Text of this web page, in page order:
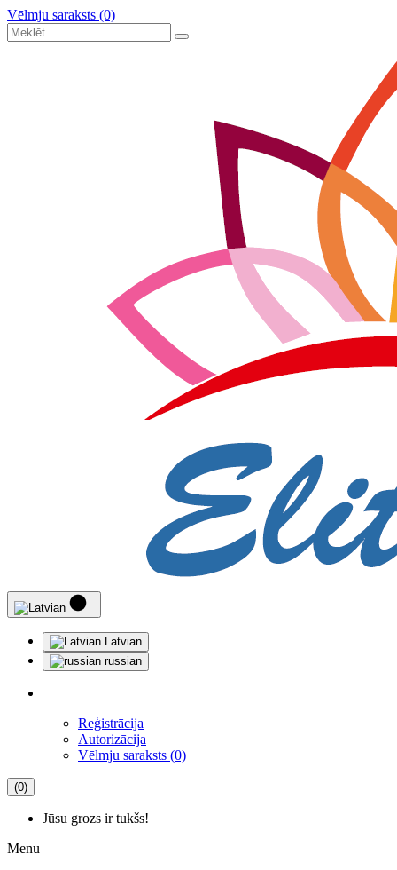
Vēlmju saraksts (0)
Latvian
russian
Reģistrācija
Autorizācija
Vēlmju saraksts (0)
(0)
Jūsu grozs ir tukšs!
Menu